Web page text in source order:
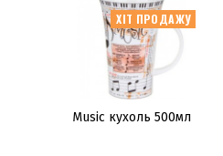
ХІТ ПРОДАЖУ
Music кухоль 500мл